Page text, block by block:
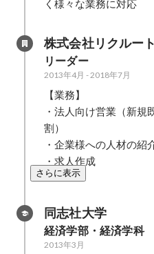
く様々な業務に対応
株式会社リクルー
リーダー
2013年4月 -2018年7月
【業務】
・法人向け営業（新規
割）
・企業様への人材の紹
・求人作成
さらに表示
同志社大学
経済学部・経済学科
2013年3月